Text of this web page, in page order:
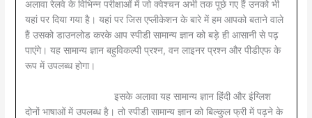
अलावा रेलवे के विभिन्न परीक्षाओं में जो क्वेश्चन अभी तक पूछे गए हैं उनको भी
यहां पर दिया गया है। यहां पर जिस एप्लीकेशन के बारे में हम आपको बताने वाले
हैं उसको डाउनलोड करके आप स्पीडी सामान्य ज्ञान को बड़े ही आसानी से पढ़
पाएंगे। यह सामान्य ज्ञान बहुविकल्पी प्रश्न, वन लाइनर प्रश्न और पीडीएफ के
रूप में उपलब्ध होगा।
इसके अलावा यह सामान्य ज्ञान हिंदी और इंग्लिश
दोनों भाषाओं में उपलब्ध है। तो स्पीडी सामान्य ज्ञान को बिल्कुल फ्री में पढ़ने के